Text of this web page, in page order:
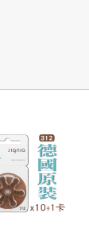
瀏覽商品